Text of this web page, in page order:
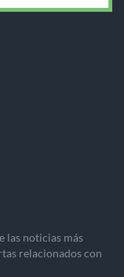
las noticias más
relacionados con